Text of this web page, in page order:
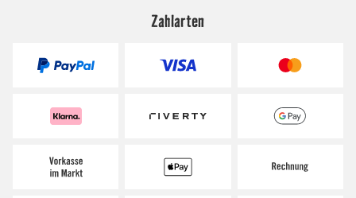
Zahlarten